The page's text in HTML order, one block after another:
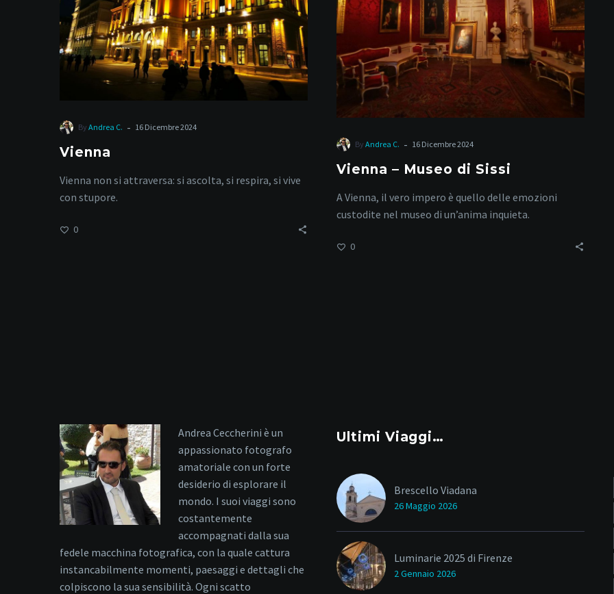
By Andrea C. - 16 Dicembre 2024
Vienna
Vienna non si attraversa: si ascolta, si respira, si vive
con stupore.
0
Sissi
By Andrea C. - 16 Dicembre 2024
Vienna – Museo di Sissi
A Vienna, il vero impero è quello delle emozioni
custodite nel museo di un’anima inquieta.
0
Andrea Ceccherini è un
appassionato fotografo
amatoriale con un forte
desiderio di esplorare il
mondo. I suoi viaggi sono
costantemente
accompagnati dalla sua
fedele macchina fotografica, con la quale cattura
instancabilmente momenti, paesaggi e dettagli che
colpiscono la sua sensibilità. Ogni scatto
Ultimi Viaggi…
Brescello Viadana
26 Maggio 2026
Luminarie 2025 di Firenze
2 Gennaio 2026